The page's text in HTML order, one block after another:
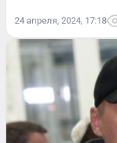
24 апреля, 2024, 17:18